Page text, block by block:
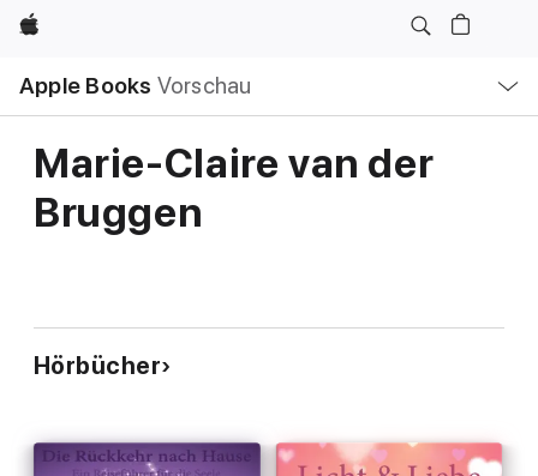
Apple
Apple Books Vorschau
Navigation
Menü
öffnen
Marie-Claire van der
Bruggen
Hörbücher